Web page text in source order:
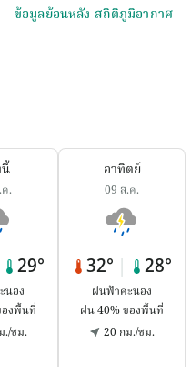
ข้อมูลย้อนหลัง สถิติภูมิอากาศ